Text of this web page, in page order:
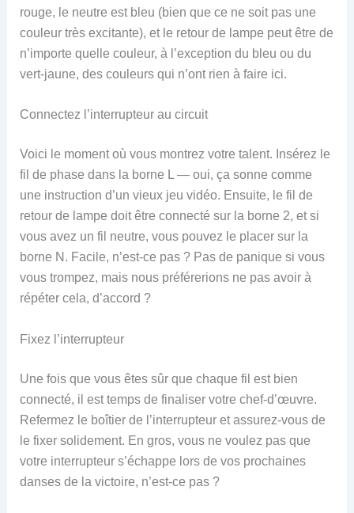
rouge, le neutre est bleu (bien que ce ne soit pas une
couleur très excitante), et le retour de lampe peut être de
n’importe quelle couleur, à l’exception du bleu ou du
vert-jaune, des couleurs qui n’ont rien à faire ici.
Connectez l’interrupteur au circuit
Voici le moment où vous montrez votre talent. Insérez le
fil de phase dans la borne L — oui, ça sonne comme
une instruction d’un vieux jeu vidéo. Ensuite, le fil de
retour de lampe doit être connecté sur la borne 2, et si
vous avez un fil neutre, vous pouvez le placer sur la
borne N. Facile, n’est-ce pas ? Pas de panique si vous
vous trompez, mais nous préférerions ne pas avoir à
répéter cela, d’accord ?
Fixez l’interrupteur
Une fois que vous êtes sûr que chaque fil est bien
connecté, il est temps de finaliser votre chef-d’œuvre.
Refermez le boîtier de l’interrupteur et assurez-vous de
le fixer solidement. En gros, vous ne voulez pas que
votre interrupteur s’échappe lors de vos prochaines
danses de la victoire, n’est-ce pas ?